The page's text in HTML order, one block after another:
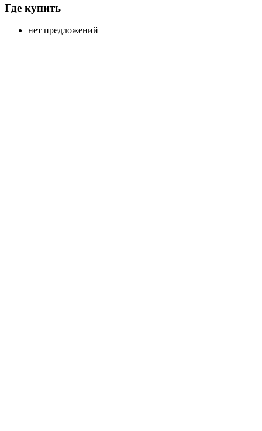
Где купить
нет предложений